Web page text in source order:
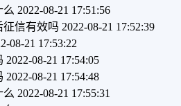
么 2022-08-21 17:51:56
征信有效吗 2022-08-21 17:52:39
08-21 17:53:22
2022-08-21 17:54:05
2022-08-21 17:54:48
么 2022-08-21 17:55:31